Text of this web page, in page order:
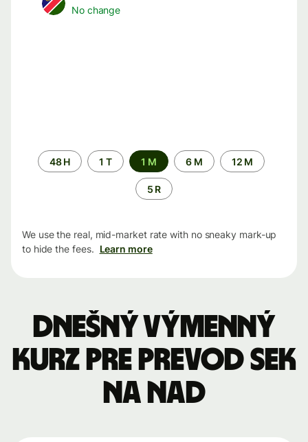
No change
Time
period
48 H 1 T 1 M 6 M 12 M
5 R
We use the real, mid-market rate with no sneaky mark-up
to hide the fees. Learn more
Dnešný výmenný
kurz pre prevod SEK
na NAD